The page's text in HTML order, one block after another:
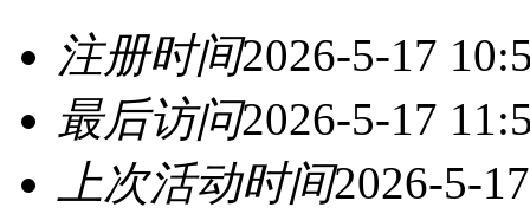
注册时间2026-5-17
最后访问2026-5-17
上次活动时间2026-5-